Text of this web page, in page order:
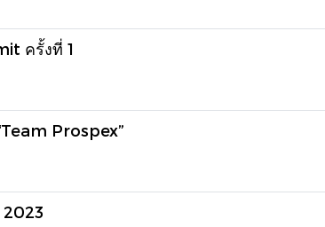
ครั้งที่ 1
Prospex”